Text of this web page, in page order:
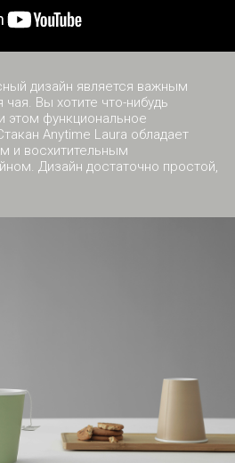
дизайн является важным
Вы хотите что-нибудь
этом функциональное
Anytime Laura обладает
и восхитительным
Дизайн достаточно простой,